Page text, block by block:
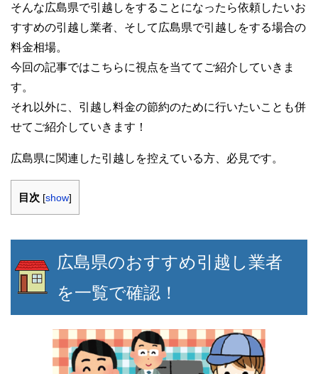
そんな広島県で引越しをすることになったら依頼したいお
すすめの引越し業者、そして広島県で引越しをする場合の
料金相場。
今回の記事ではこちらに視点を当ててご紹介していきま
す。
それ以外に、引越し料金の節約のために行いたいことも併
せてご紹介していきます！
広島県に関連した引越しを控えている方、必見です。
目次 [show]
広島県のおすすめ引越し業者
を一覧で確認！